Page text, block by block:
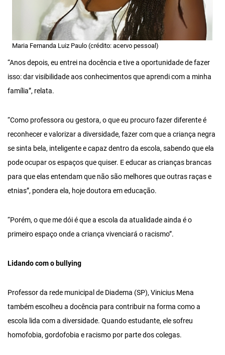
Maria Fernanda Luiz Paulo (crédito: acervo pessoal)
“Anos depois, eu entrei na docência e tive a oportunidade de fazer
isso: dar visibilidade aos conhecimentos que aprendi com a minha
família”, relata.
“Como professora ou gestora, o que eu procuro fazer diferente é
reconhecer e valorizar a diversidade, fazer com que a criança negra
se sinta bela, inteligente e capaz dentro da escola, sabendo que ela
pode ocupar os espaços que quiser. E educar as crianças brancas
para que elas entendam que não são melhores que outras raças e
etnias”, pondera ela, hoje doutora em educação.
“Porém, o que me dói é que a escola da atualidade ainda é o
primeiro espaço onde a criança vivenciará o racismo”.
Lidando com o bullying
Professor da rede municipal de Diadema (SP), Vinicius Mena
também escolheu a docência para contribuir na forma como a
escola lida com a diversidade. Quando estudante, ele sofreu
homofobia, gordofobia e racismo por parte dos colegas.